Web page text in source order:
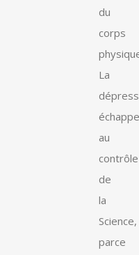
du
corps
La
échappe
au
contrôle
de
la
Science,
parce